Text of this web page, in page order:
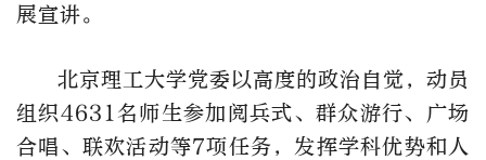
展宣讲。
北京理工大学党委以高度的政治自觉，动员
组织4631名师生参加阅兵式、群众游行、广场
合唱、联欢活动等7项任务，发挥学科优势和人